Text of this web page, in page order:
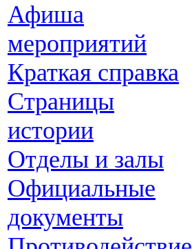
Афиша
мероприятий
Краткая справка
Страницы
истории
Отделы и залы
Официальные
документы